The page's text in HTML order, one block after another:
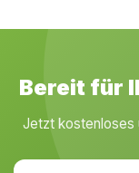
Bereit für
Jetzt kostenloses